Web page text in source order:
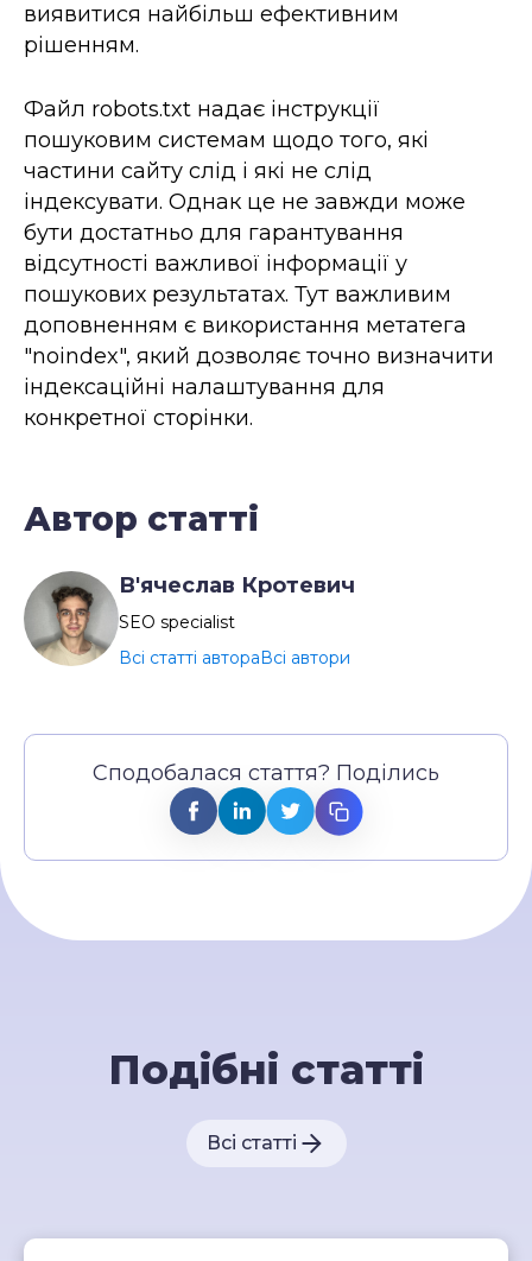
виявитися найбільш ефективним
рішенням.
Файл robots.txt надає інструкції
пошуковим системам щодо того, які
частини сайту слід і які не слід
індексувати. Однак це не завжди може
бути достатньо для гарантування
відсутності важливої інформації у
пошукових результатах. Тут важливим
доповненням є використання метатега
"noindex", який дозволяє точно визначити
індексаційні налаштування для
конкретної сторінки.
Автор статті
В'ячеслав Кротевич
SEO specialist
Всі статті автораВсі автори
Сподобалася стаття? Поділись
Подібні статті
Всі статті